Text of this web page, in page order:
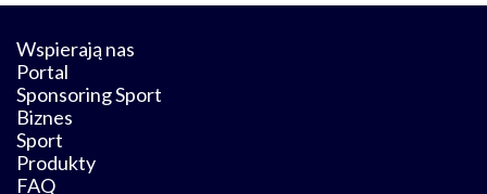
Wspierają nas
Portal
Sponsoring Sport
Biznes
Sport
Produkty
FAQ